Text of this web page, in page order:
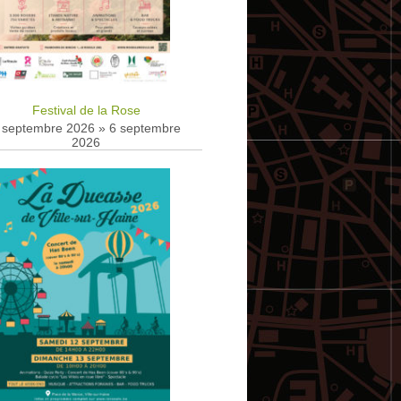
Festival de la Rose
2026 » 6 septembre
2026